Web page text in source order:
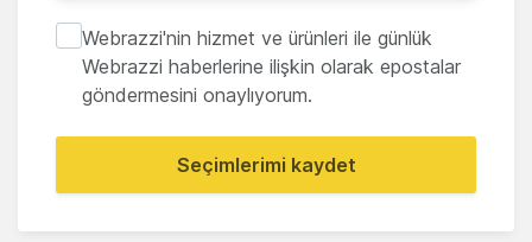
Webrazzi'nin hizmet ve ürünleri ile günlük
Webrazzi haberlerine ilişkin olarak epostalar
göndermesini onaylıyorum.
Seçimlerimi kaydet